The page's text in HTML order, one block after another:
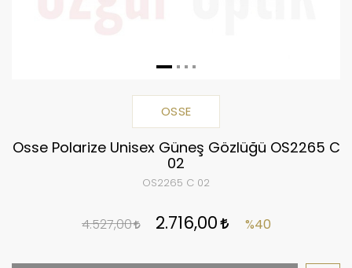
OSSE
Osse Polarize Unisex Güneş Gözlüğü OS2265 C
02
OS2265 C 02
4.527,00 2.716,00 %40